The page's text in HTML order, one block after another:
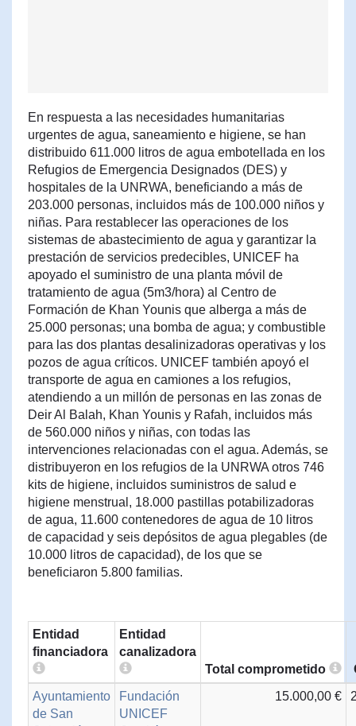
En respuesta a las necesidades humanitarias
urgentes de agua, saneamiento e higiene, se han
distribuido 611.000 litros de agua embotellada en los
Refugios de Emergencia Designados (DES) y
hospitales de la UNRWA, beneficiando a más de
203.000 personas, incluidos más de 100.000 niños y
niñas. Para restablecer las operaciones de los
sistemas de abastecimiento de agua y garantizar la
prestación de servicios predecibles, UNICEF ha
apoyado el suministro de una planta móvil de
tratamiento de agua (5m3/hora) al Centro de
Formación de Khan Younis que alberga a más de
25.000 personas; una bomba de agua; y combustible
para las dos plantas desalinizadoras operativas y los
pozos de agua críticos. UNICEF también apoyó el
transporte de agua en camiones a los refugios,
atendiendo a un millón de personas en las zonas de
Deir Al Balah, Khan Younis y Rafah, incluidos más
de 560.000 niños y niñas, con todas las
intervenciones relacionadas con el agua. Además, se
distribuyeron en los refugios de la UNRWA otros 746
kits de higiene, incluidos suministros de salud e
higiene menstrual, 18.000 pastillas potabilizadoras
de agua, 11.600 contenedores de agua de 10 litros
de capacidad y seis depósitos de agua plegables (de
10.000 litros de capacidad), de los que se
beneficiaron 5.800 familias.
Entidad
financiadora
Entidad
canalizadora
Total comprometido
Ayuntamiento
de San
Fundación
UNICEF
15.000,00 €